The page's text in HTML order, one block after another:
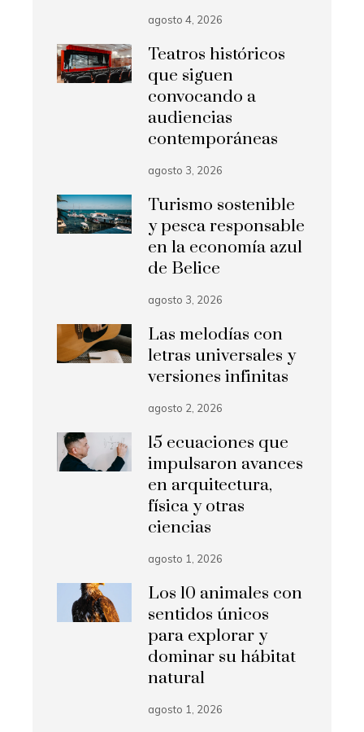
agosto 4, 2026
Teatros históricos
que siguen
convocando a
audiencias
contemporáneas
agosto 3, 2026
Turismo sostenible
y pesca responsable
en la economía azul
de Belice
agosto 3, 2026
Las melodías con
letras universales y
versiones infinitas
agosto 2, 2026
15 ecuaciones que
impulsaron avances
en arquitectura,
física y otras
ciencias
agosto 1, 2026
Los 10 animales con
sentidos únicos
para explorar y
dominar su hábitat
natural
agosto 1, 2026